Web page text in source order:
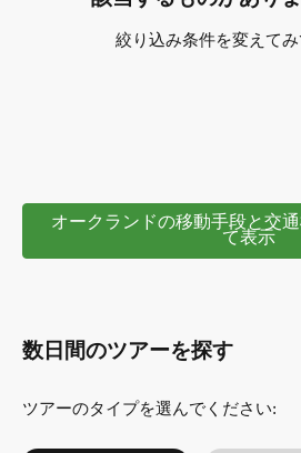
絞り込み条件を変えて
オークランドの移動手段と交
て表示
数日間のツアーを探す
ツアーのタイプを選んでください: